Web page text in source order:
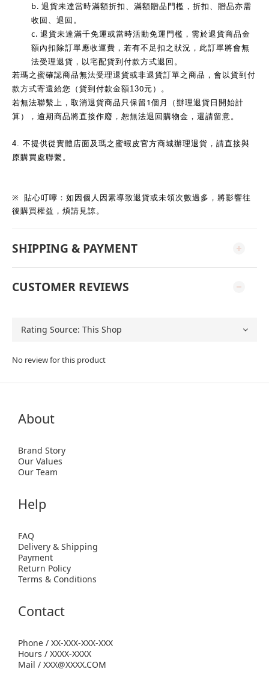
b. 退貨未達當時滿額折扣、滿額贈品門檻，折扣、贈品亦需
收回、退回。
c. 退貨未達滿千免運或當時活動免運門檻，需於退貨商品金
額內扣除訂單應收運費，若有不足扣之狀況，此訂單將會無
法受理退貨，以宅配貨到付款方式退回。
若瑪之蜜確認商品無法受理退貨或非退貨訂單之商品，會以貨到付
款方式寄還給您（貨到付款金額130元）。
若無法聯繫上，取消退貨商品只保留 1 個月（辦理退貨日開始計
算），逾期商品將直接作廢，恕無法退回購物金，還請留意。
4. 不提供從實體店面及瑪之蜜蝦皮官方商城辦理退貨，請直接與
原購買處聯繫。
※
貼心叮嚀：如因個人因素導致退貨或未領次數過多，將影響往
後購買權益，煩請見諒。
SHIPPING & PAYMENT
CUSTOMER REVIEWS
No review for this product
About
Brand Story
Our Values
Our Team
Help
FAQ
Delivery & Shipping
Payment
Return Policy
Terms & Conditions
Contact
Phone / XX-XXX-XXX-XXX
Hours / XXXX-XXXX
Mail / XXX@XXXX.COM